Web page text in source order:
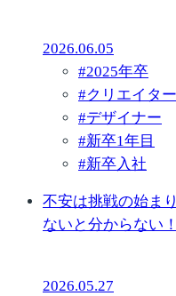
2026.06.05
#2025年卒
#クリエイター
#デザイナー
#新卒1年目
#新卒入社
不安は挑戦の始ま
ないと分からない
2026.05.27